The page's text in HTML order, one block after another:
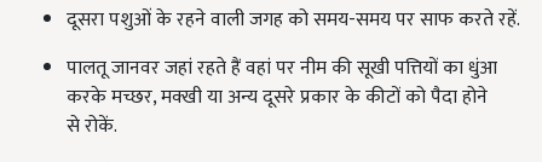
दूसरा पशुओं के रहने वाली जगह को समय-समय पर साफ करते रहें.
पालतू जानवर जहां रहते हैं वहां पर नीम की सूखी पत्तियों का धुंआ
करके मच्छर, मक्खी या अन्य दूसरे प्रकार के कीटों को पैदा होने
सेरोकें.